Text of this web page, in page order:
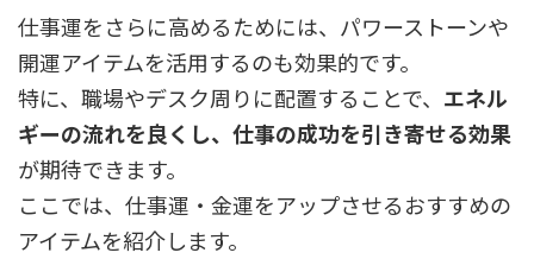
仕事運をさらに高めるためには、パワーストーンや
開運アイテムを活用するのも効果的です。
特に、職場やデスク周りに配置することで、 エネル
ギーの流れを良くし、仕事の成功を引き寄せる効果
が期待できます。
ここでは、仕事運・金運をアップさせるおすすめの
アイテムを紹介します。